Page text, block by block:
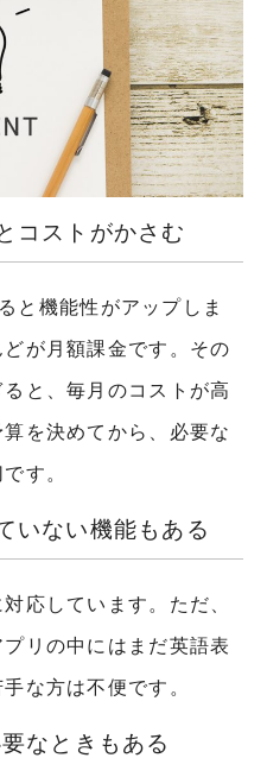
コストがかさむ
と機能性がアップしま
が月額課金です。その
と、毎月のコストが高
を決めてから、必要な
す。
いない機能もある
応しています。ただ、
リの中にはまだ英語表
な方は不便です。
なときもある